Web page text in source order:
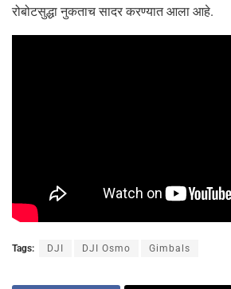
रोबोटसुद्धा नुकताच सादर करण्यात आला आहे.
Tags: DJI DJI Osmo Gimbals